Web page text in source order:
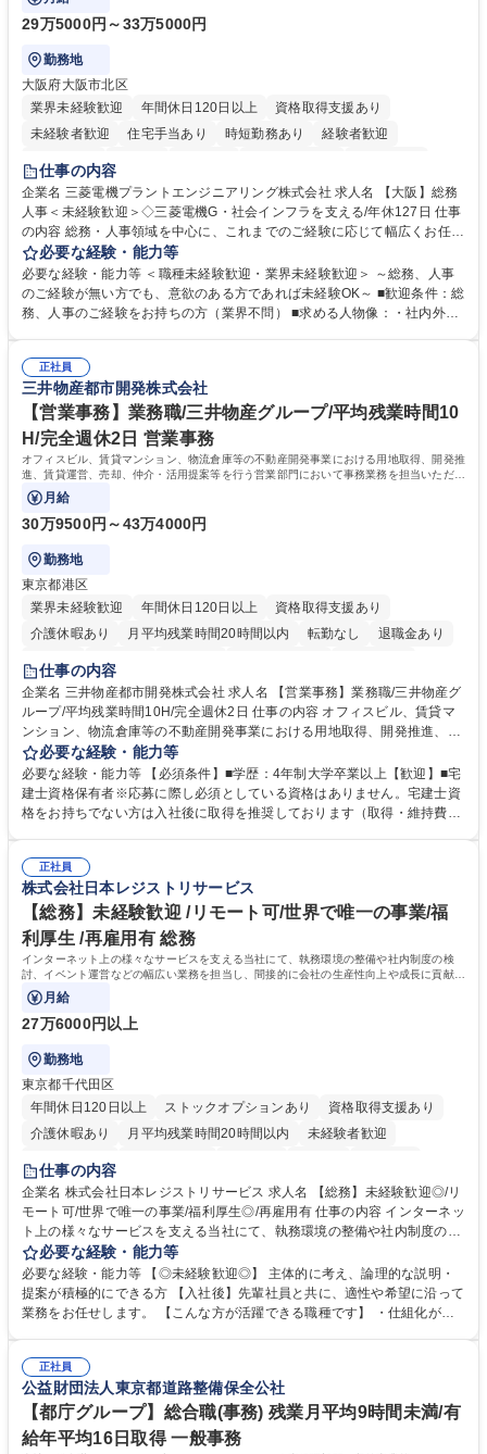
29万5000円～33万5000円
勤務地
大阪府大阪市北区
業界未経験歓迎
年間休日120日以上
資格取得支援あり
未経験者歓迎
住宅手当あり 時短勤務あり
経験者歓迎
退職金あり
駅近5分以内
土日祝休み 服装自由 寮・社宅あり 食事補助あり
仕事の内容
企業名 三菱電機プラントエンジニアリング株式会社 求人名 【大阪】総務
人事＜未経験歓迎＞◇三菱電機G・社会インフラを支える/年休127日 仕事
の内容 総務・人事領域を中心に、これまでのご経験に応じて幅広くお任せ
します。 ＜具体的には＞ ・総務/人事労務（給与・社保・勤怠管理など）
・採用・教育研修 ・福利厚生運用 など ※基本的には事務所勤務ですが、
採用や教育等の業務内容により、関西圏以外への日帰り・宿泊を伴う国内
出張もございます。 ※担当業務を持ちつつ、お互いに助け合いながら、総
必要な経験・能力等
必要な経験・能力等 ＜職種未経験歓迎・業界未経験歓迎＞ ～総務、人事
のご経験が無い方でも、意欲のある方であれば未経験OK～ ■歓迎条件：総
務、人事のご経験をお持ちの方（業界不問） ■求める人物像：・社内外の
正社員
三井物産都市開発株式会社
【営業事務】業務職/三井物産グループ/平均残業時間10
H/完全週休2日 営業事務
オフィスビル、賃貸マンション、物流倉庫等の不動産開発事業における用地取得、開発推
進、賃貸運営、売却、仲介・活用提案等を行う営業部門において事務業務を担当いただき
ます。
月給
30万9500円～43万4000円
勤務地
東京都港区
業界未経験歓迎
年間休日120日以上
資格取得支援あり
介護休暇あり
月平均残業時間20時間以内 転勤なし
退職金あり
在宅OK
賞与あり
駅近5分以内
土日祝休み 寮・社宅あり
仕事の内容
企業名 三井物産都市開発株式会社 求人名 【営業事務】業務職/三井物産グ
ループ/平均残業時間10H/完全週休2日 仕事の内容 オフィスビル、賃貸マ
ンション、物流倉庫等の不動産開発事業における用地取得、開発推進、賃
貸運営、売却、仲介・活用提案等を行う営業部門において事務業務を担当
いただきます。 【詳細】・契約書管理、契約書製本、捺印対応、ファイリ
ング、登記簿取得、調書取得・支払業務（各種費用支払、支払管理、請
求・支払データ登録、取引先マスター申請対応）・予算作成及び予実管
の他に担当頂く業務が発生する場合があります。 募集職種 【営業事務】
業務職/三井物産グループ/平均残業時間10H/完全週休2日
必要な経験・能力等
必要な経験・能力等 【必須条件】■学歴：4年制大学卒業以上【歓迎】■宅
建士資格保有者※応募に際し必須としている資格はありません。宅建士資
格をお持ちでない方は入社後に取得を推奨しております（取得・維持費用
ション力がある方。 ・チャレンジを厭わず、粘り強く業務に取り組める
方。多様な関係者と謙虚に信頼関係を構築でき、期限を意識したスケジュ
ール管理が出来る方。※将来的に他部署（営業部門、コーポレート部門）
へのジョブローテーションの可能性があります。 学歴・資格 学歴：大学
院 大学 語学力： 資格：宅地建物取引士
正社員
株式会社日本レジストリサービス
【総務】未経験歓迎 /リモート可/世界で唯一の事業/福
利厚生 /再雇用有 総務
インターネット上の様々なサービスを支える当社にて、執務環境の整備や社内制度の検
討、イベント運営などの幅広い業務を担当し、間接的に会社の生産性向上や成長に貢献し
ている部署です。
月給
27万6000円以上
勤務地
東京都千代田区
年間休日120日以上
ストックオプションあり
資格取得支援あり
介護休暇あり
月平均残業時間20時間以内
未経験者歓迎
住宅手当あり
完全週休2日制
交通費支給 駅近5分以内 土日祝休み 服装自由
仕事の内容
企業名 株式会社日本レジストリサービス 求人名 【総務】未経験歓迎◎/リ
モート可/世界で唯一の事業/福利厚生◎/再雇用有 仕事の内容 インターネッ
ト上の様々なサービスを支える当社にて、執務環境の整備や社内制度の検
討、イベント運営などの幅広い業務を担当し、間接的に会社の生産性向上
や成長に貢献している部署です。 会社の全メンバーが安心して長く成果を
発揮できる環境を整えるために、毎日のメンテナンスや維持管理に加え、
新たな施策検討を積極的に行っていただき、会社全体を巻き込み課題解決
幅広い業務の体得が可能で、多様なキャリアパスを描くことも可能です。
募集職種 【総務】未経験歓迎◎/リモート可/世界で唯一の事業/福利厚生◎/
再雇用有
必要な経験・能力等
必要な経験・能力等 【◎未経験歓迎◎】 主体的に考え、論理的な説明・
提案が積極的にできる方 【入社後】先輩社員と共に、適性や希望に沿って
業務をお任せします。 【こんな方が活躍できる職種です】 ・仕組化が好
対処できる・新しいことに興味関心がある 【魅力】■自己啓発支援：資格
取得や通信教育など費用の80%（年間25万円まで）を補助 ■住宅手当：家
賃の50%（月額7万円まで）を補助 学歴・資格 学歴：大学院 大学 語学
力： 資格：
正社員
公益財団法人東京都道路整備保全公社
【都庁グループ】総合職(事務) 残業月平均9時間未満/有
給年平均16日取得 一般事務